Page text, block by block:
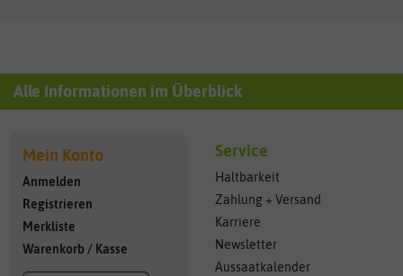
Alle Informationen im Überblick
Mein Konto
Anmelden
Registrieren
Merkliste
Warenkorb / Kasse
Service
Haltbarkeit
Zahlung + Versand
Karriere
Newsletter
Aussaatkalender